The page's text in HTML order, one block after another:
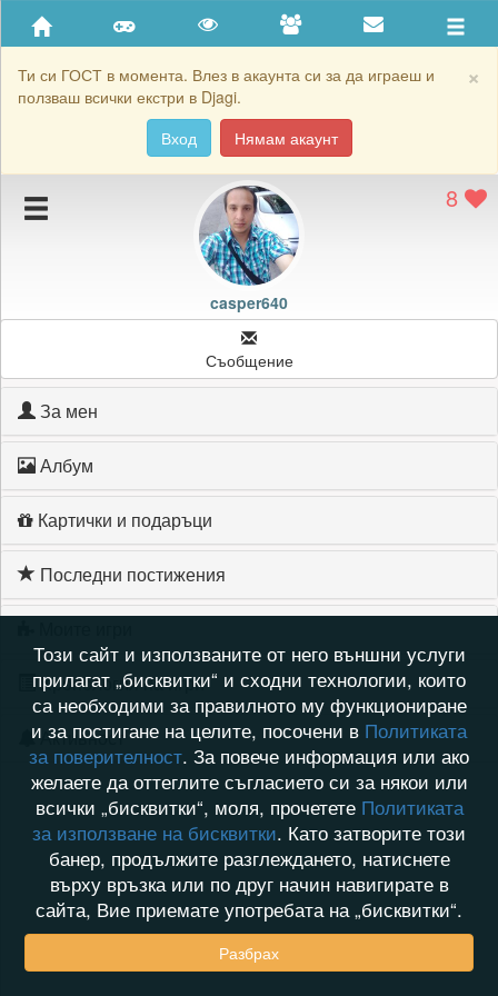
×
Ти си ГОСТ в момента. Влез в акаунта си за да играеш и
ползваш всички екстри в Djagi.
Вход
Нямам акаунт
Приятели
Хронология на игри
Подаръците на casper640
Картичките на casper640
8
casper640
Съобщение
За мен
Албум
Картички и подаръци
Последни постижения
Хронология на игри
Активност
Този сайт и използваните от него външни услуги
прилагат „бисквитки“ и сходни технологии, които
са необходими за правилното му функциониране
и за постигане на целите, посочени в Политиката
за поверителност. За повече информация или ако
желаете да оттеглите съгласието си за някои или
всички „бисквитки“, моля, прочетете Политиката
за използване на бисквитки. Като затворите този
банер, продължите разглеждането, натиснете
върху връзка или по друг начин навигирате в
сайта, Вие приемате употребата на „бисквитки“.
Разбрах